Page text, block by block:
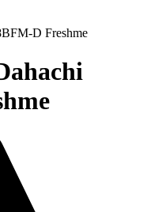
D Freshme